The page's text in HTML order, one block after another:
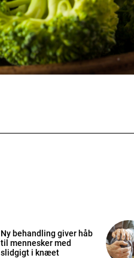
Ny behandling giver håb
til mennesker med
slidgigt i knæet